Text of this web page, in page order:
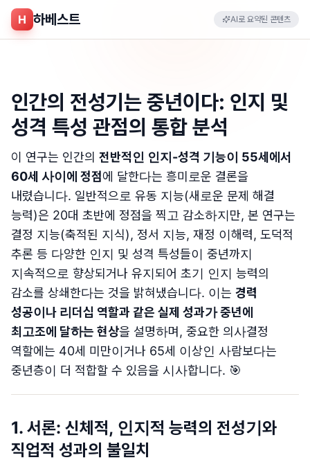
H 하베스트 AI로 요약된 콘텐츠
인간의 전성기는 중년이다: 인지 및
성격 특성 관점의 통합 분석
이 연구는 인간의 전반적인 인지-성격 기능이 55세에서
60세 사이에 정점에 달한다는 흥미로운 결론을
내렸습니다. 일반적으로 유동 지능(새로운 문제 해결
능력)은 20대 초반에 정점을 찍고 감소하지만, 본 연구는
결정 지능(축적된 지식), 정서 지능, 재정 이해력, 도덕적
추론 등 다양한 인지 및 성격 특성들이 중년까지
지속적으로 향상되거나 유지되어 초기 인지 능력의
감소를 상쇄한다는 것을 밝혀냈습니다. 이는 경력
성공이나 리더십 역할과 같은 실제 성과가 중년에
최고조에 달하는 현상을 설명하며, 중요한 의사결정
역할에는 40세 미만이거나 65세 이상인 사람보다는
중년층이 더 적합할 수 있음을 시사합니다. 🎯
1. 서론: 신체적, 인지적 능력의 전성기와
직업적 성과의 불일치